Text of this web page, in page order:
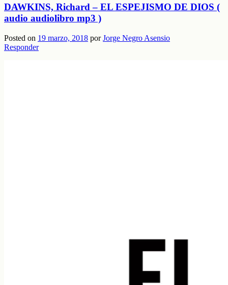
DAWKINS, Richard – EL ESPEJISMO DE DIOS (
audio audiolibro mp3 )
Posted on 19 marzo, 2018 porJorge Negro Asensio
Responder